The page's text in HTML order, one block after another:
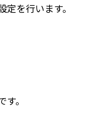
を行います。
。